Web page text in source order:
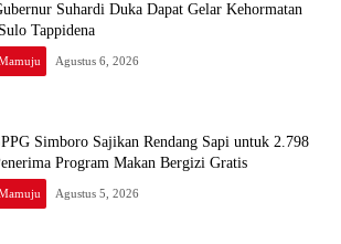
Suhardi Duka Dapat Gelar Kehormatan
Tappidena
Agustus 6, 2026
Simboro Sajikan Rendang Sapi untuk 2.798
Program Makan Bergizi Gratis
Agustus 5, 2026